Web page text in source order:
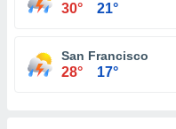
30° 21°
San Francisco
28° 17°